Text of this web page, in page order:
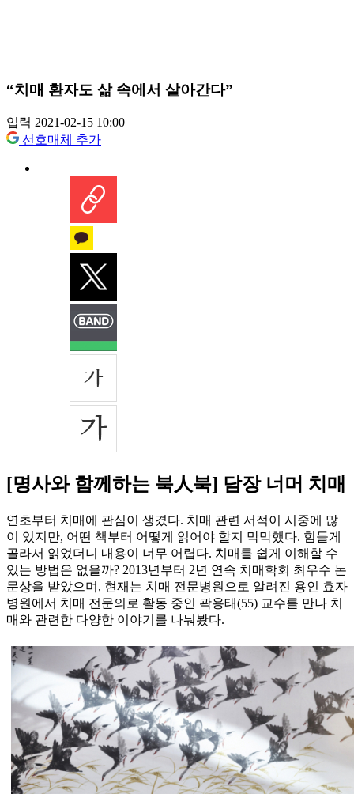
“치매 환자도 삶 속에서 살아간다”
입력 2021-02-15 10:00
선호매체 추가
[명사와 함께하는 북人북] 담장 너머 치매
연초부터 치매에 관심이 생겼다. 치매 관련 서적이 시중에 많
이 있지만, 어떤 책부터 어떻게 읽어야 할지 막막했다. 힘들게
골라서 읽었더니 내용이 너무 어렵다. 치매를 쉽게 이해할 수
있는 방법은 없을까? 2013년부터 2년 연속 치매학회 최우수 논
문상을 받았으며, 현재는 치매 전문병원으로 알려진 용인 효자
병원에서 치매 전문의로 활동 중인 곽용태(55) 교수를 만나 치
매와 관련한 다양한 이야기를 나눠봤다.